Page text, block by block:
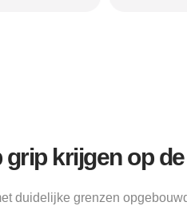
krijgen op
duidelijke grenzen